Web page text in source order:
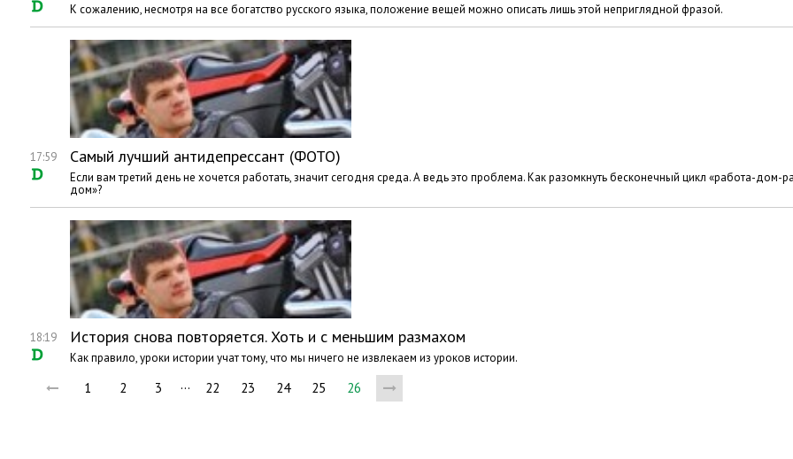
К сожалению, несмотря на все богатство русского языка, положение вещей можно описать лишь этой неприглядной фразой.
17:59 Самый лучший антидепрессант (ФОТО)
Если вам третий день не хочется работать, значит сегодня среда. А ведь это проблема. Как разомкнуть бесконечный цикл «работа-дом-
дом»?
18:19 История снова повторяется. Хоть и с меньшим размахом
Как правило, уроки истории учат тому, что мы ничего не извлекаем из уроков истории.
1 2 3 … 22 23 24 25 26